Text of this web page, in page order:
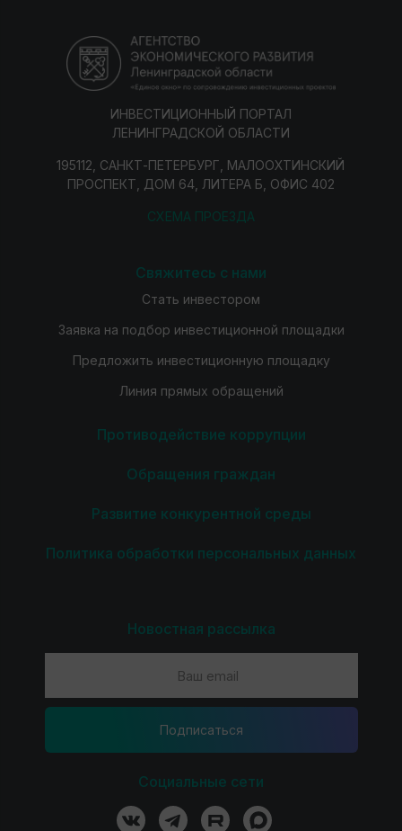
ИНВЕСТИЦИОННЫЙ ПОРТАЛ
ЛЕНИНГРАДСКОЙ ОБЛАСТИ
195112, САНКТ-ПЕТЕРБУРГ, МАЛООХТИНСКИЙ
ПРОСПЕКТ, ДОМ 64, ЛИТЕРА Б, ОФИС 402
СХЕМА ПРОЕЗДА
Свяжитесь с нами
Стать инвестором
Заявка на подбор инвестиционной площадки
Предложить инвестиционную площадку
Линия прямых обращений
Противодействие коррупции
Обращения граждан
Развитие конкурентной среды
Политика обработки персональных данных
Новостная рассылка
Подпиcаться
Социальные сети